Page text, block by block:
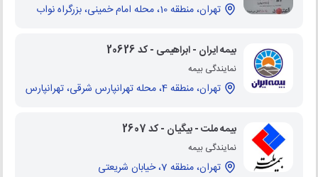
تهران، منطقه 10، محله امام خمینی، بزرگراه نواب
بیمه ایران - ابراهیمی - کد 20626
نمایندگی بیمه
تهران، منطقه 4، محله تهرانپارس شرقی، تهرانپارس
بیمه ملت - بیگیان - کد 2607
نمایندگی بیمه
تهران، منطقه 7، خیابان شریعتی